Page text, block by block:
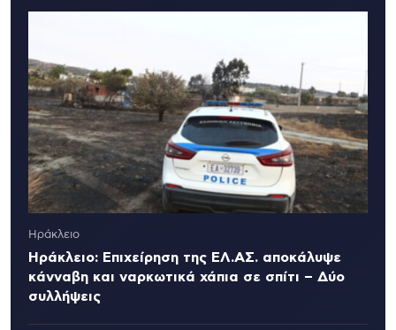
Ηράκλειο
Ηράκλειο: Επιχείρηση της ΕΛ.ΑΣ. αποκάλυψε
κάνναβη και ναρκωτικά χάπια σε σπίτι – Δύο
συλλήψεις